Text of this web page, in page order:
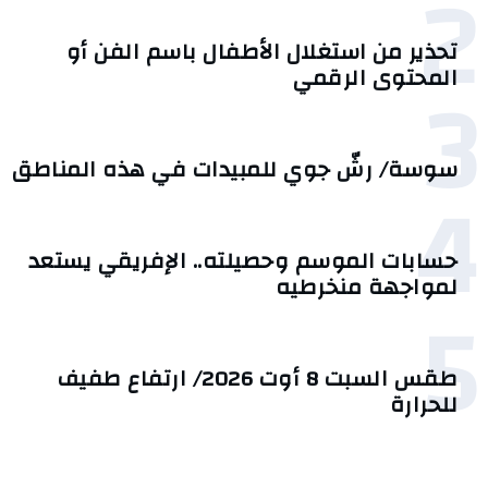
2
تحذير من استغلال الأطفال باسم الفن أو
المحتوى الرقمي
3
سوسة/ رشّ جوي للمبيدات في هذه المناطق
4
حسابات الموسم وحصيلته.. الإفريقي يستعد
لمواجهة منخرطيه
5 طقس السبت 8 أوت 2026/ ارتفاع طفيف
للحرارة